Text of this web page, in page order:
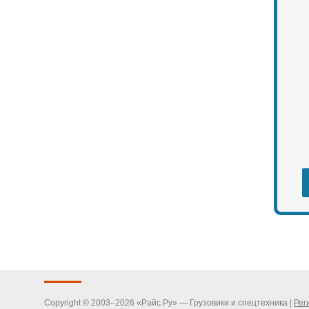
Copyright © 2003–2026 «Райс.Ру» — Грузовики и спецтехника |